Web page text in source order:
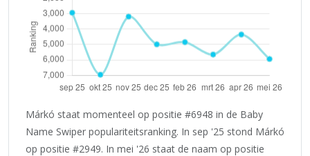
Márkó staat momenteel op positie #6948 in de Baby
Name Swiper populariteitsranking. In sep '25 stond Márkó
op positie #2949. In mei '26 staat de naam op positie